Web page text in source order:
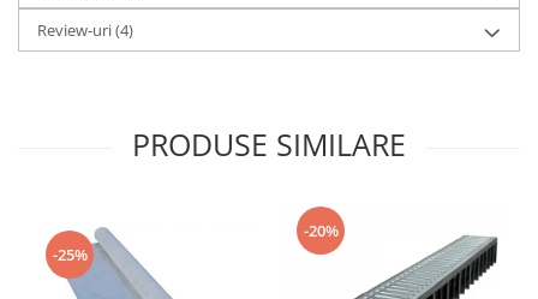
Review-uri(4)
PRODUSE SIMILARE
-25%
-20%